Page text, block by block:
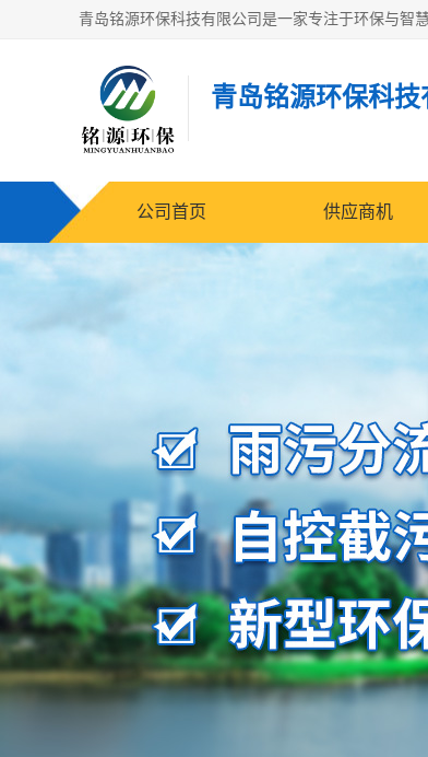
青岛铭源环保科技
公司首页 供应商机